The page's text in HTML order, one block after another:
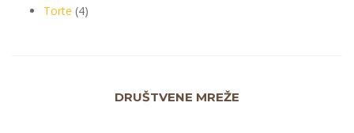
Torte 4
DRUŠTVENE MREŽE